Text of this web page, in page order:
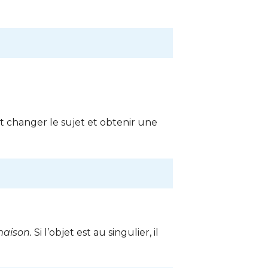
changer le sujet et obtenir une
Si l’objet est au singulier, il